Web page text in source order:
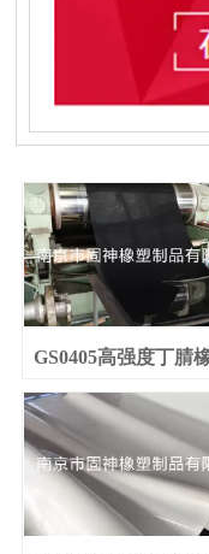
GS0405高强度丁腈